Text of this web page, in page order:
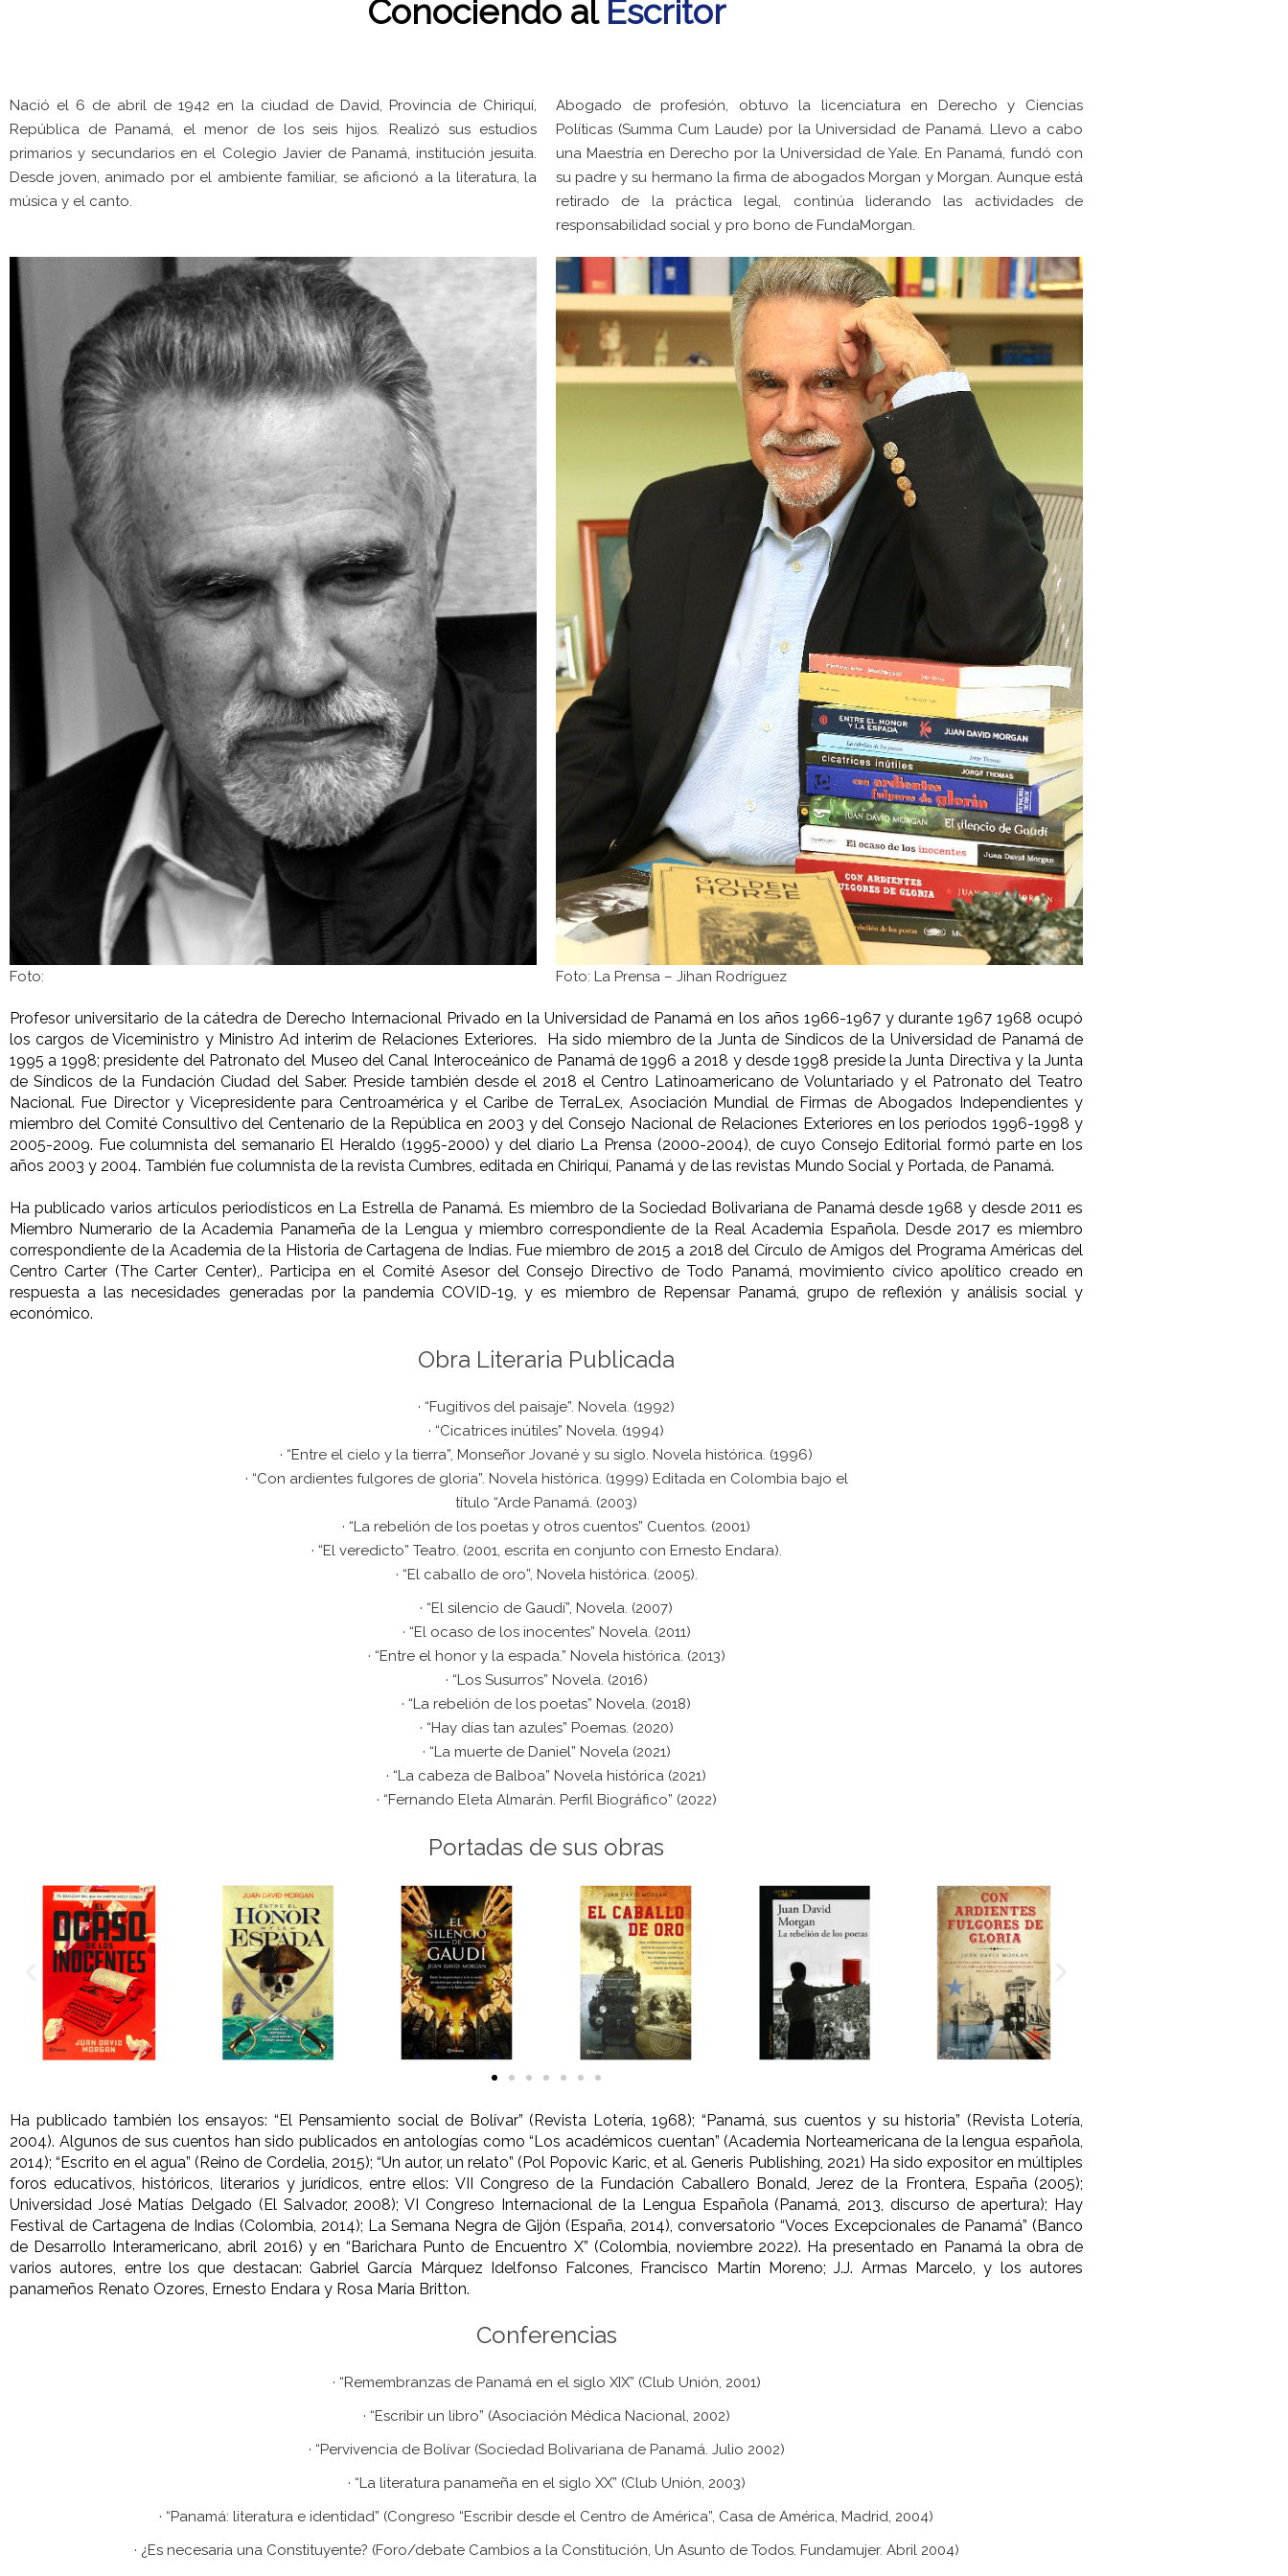
Conociendo alEscritor
Nació el 6 de abril de 1942 en la ciudad de David, Provincia de Chiriquí,
República de Panamá, el menor de los seis hijos. Realizó sus estudios
primarios y secundarios en el Colegio Javier de Panamá, institución jesuita.
Desde joven, animado por el ambiente familiar, se aficionó a la literatura, la
música y el canto.
Abogado de profesión, obtuvo la licenciatura en Derecho y Ciencias
Políticas (Summa Cum Laude) por la Universidad de Panamá. Llevo a cabo
una Maestría en Derecho por la Universidad de Yale. En Panamá, fundó con
su padre y su hermano la firma de abogados Morgan y Morgan. Aunque está
retirado de la práctica legal, continúa liderando las actividades de
responsabilidad social y pro bono de FundaMorgan.
Foto: Foto: La Prensa – Jihan Rodríguez
Profesor universitario de la cátedra de Derecho Internacional Privado en la Universidad de Panamá en los años 1966-1967 y durante 1967 1968 ocupó
los cargos de Viceministro y Ministro Ad interim de Relaciones Exteriores. Ha sido miembro de la Junta de Síndicos de la Universidad de Panamá de
1995 a 1998; presidente del Patronato del Museo del Canal Interoceánico de Panamá de 1996 a 2018 y desde 1998 preside la Junta Directiva y la Junta
de Síndicos de la Fundación Ciudad del Saber. Preside también desde el 2018 el Centro Latinoamericano de Voluntariado y el Patronato del Teatro
Nacional. Fue Director y Vicepresidente para Centroamérica y el Caribe de TerraLex, Asociación Mundial de Firmas de Abogados Independientes y
miembro del Comité Consultivo del Centenario de la República en 2003 y del Consejo Nacional de Relaciones Exteriores en los períodos 1996-1998 y
2005-2009. Fue columnista del semanario El Heraldo (1995-2000) y del diario La Prensa (2000-2004), de cuyo Consejo Editorial formó parte en los
años 2003 y 2004. También fue columnista de la revista Cumbres, editada en Chiriquí, Panamá y de las revistas Mundo Social y Portada, de Panamá.
Ha publicado varios artículos periodísticos en La Estrella de Panamá. Es miembro de la Sociedad Bolivariana de Panamá desde 1968 y desde 2011 es
Miembro Numerario de la Academia Panameña de la Lengua y miembro correspondiente de la Real Academia Española. Desde 2017 es miembro
correspondiente de la Academia de la Historia de Cartagena de Indias. Fue miembro de 2015 a 2018 del Círculo de Amigos del Programa Américas del
Centro Carter (The Carter Center),. Participa en el Comité Asesor del Consejo Directivo de Todo Panamá, movimiento cívico apolítico creado en
respuesta a las necesidades generadas por la pandemia COVID-19, y es miembro de Repensar Panamá, grupo de reflexión y análisis social y
económico.
Obra Literaria Publicada
· “Fugitivos del paisaje”. Novela. (1992)
· “Cicatrices inútiles” Novela. (1994)
· “Entre el cielo y la tierra”, Monseñor Jované y su siglo. Novela histórica. (1996)
· “Con ardientes fulgores de gloria”. Novela histórica. (1999) Editada en Colombia bajo el
título “Arde Panamá. (2003)
· “La rebelión de los poetas y otros cuentos” Cuentos. (2001)
· “El veredicto” Teatro. (2001, escrita en conjunto con Ernesto Endara).
· “El caballo de oro”, Novela histórica. (2005).
· “El silencio de Gaudí”, Novela. (2007)
· “El ocaso de los inocentes” Novela. (2011)
· “Entre el honor y la espada.” Novela histórica. (2013)
· “Los Susurros” Novela. (2016)
· “La rebelión de los poetas” Novela. (2018)
· “Hay días tan azules” Poemas. (2020)
· “La muerte de Daniel” Novela (2021)
· “La cabeza de Balboa” Novela histórica (2021)
· “Fernando Eleta Almarán. Perfil Biográfico” (2022)
Portadas de sus obras
Ha publicado también los ensayos: “El Pensamiento social de Bolívar” (Revista Lotería, 1968); “Panamá, sus cuentos y su historia” (Revista Lotería,
2004). Algunos de sus cuentos han sido publicados en antologías como “Los académicos cuentan” (Academia Norteamericana de la lengua española,
2014); “Escrito en el agua” (Reino de Cordelia, 2015); “Un autor, un relato” (Pol Popovic Karic, et al. Generis Publishing, 2021) Ha sido expositor en múltiples
foros educativos, históricos, literarios y jurídicos, entre ellos: VII Congreso de la Fundación Caballero Bonald, Jerez de la Frontera, España (2005);
Universidad José Matías Delgado (El Salvador, 2008); VI Congreso Internacional de la Lengua Española (Panamá, 2013, discurso de apertura); Hay
Festival de Cartagena de Indias (Colombia, 2014); La Semana Negra de Gijón (España, 2014), conversatorio “Voces Excepcionales de Panamá” (Banco
de Desarrollo Interamericano, abril 2016) y en “Barichara Punto de Encuentro X” (Colombia, noviembre 2022). Ha presentado en Panamá la obra de
varios autores, entre los que destacan: Gabriel García Márquez Idelfonso Falcones, Francisco Martín Moreno; J.J. Armas Marcelo, y los autores
panameños Renato Ozores, Ernesto Endara y Rosa María Britton.
Conferencias
· “Remembranzas de Panamá en el siglo XIX” (Club Unión, 2001)
· “Escribir un libro” (Asociación Médica Nacional, 2002)
· “Pervivencia de Bolívar (Sociedad Bolivariana de Panamá. Julio 2002)
· “La literatura panameña en el siglo XX” (Club Unión, 2003)
· “Panamá: literatura e identidad” (Congreso “Escribir desde el Centro de América”, Casa de América, Madrid, 2004)
· ¿Es necesaria una Constituyente? (Foro/debate Cambios a la Constitución, Un Asunto de Todos. Fundamujer. Abril 2004)